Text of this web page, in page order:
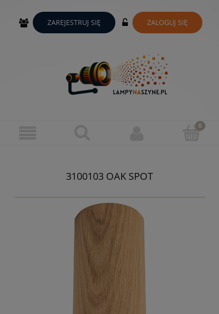
ZAREJESTRUJ SIĘ ZALOGUJ SIĘ
3100103 OAK SPOT